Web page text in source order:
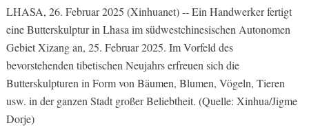
LHASA, 26. Februar 2025 (Xinhuanet) -- Ein Handwerker fertigt
eine Butterskulptur in Lhasa im südwestchinesischen Autonomen
Gebiet Xizang an, 25. Februar 2025. Im Vorfeld des
bevorstehenden tibetischen Neujahrs erfreuen sich die
Butterskulpturen in Form von Bäumen, Blumen, Vögeln, Tieren
usw. in der ganzen Stadt großer Beliebtheit. (Quelle: Xinhua/Jigme
Dorje)